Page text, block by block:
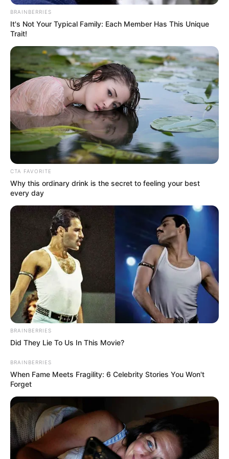
Mute
(foto: instagram/naomi.paulinda)
Biodata & Profil
Nama Lengkap: Naomi Paulinda Pycke
Nama Panggung: Naomi Paulinda
Nama Panggilan: Naomi
Tempat, Tanggal Lahir: Canggu, Kuta Utara, Badung, Bali, 26
September 2000
Agama: –
Profesi: Aktris, Model
Hobi: Travelling, Akting
Facebook: –
Twitter: –
BRAINBERRIES
It's Not Your Typical Family: Each Member Has This Unique
Trait!
CTA FAVORITE
Why this ordinary drink is the secret to feeling your best
every day
BRAINBERRIES
Did They Lie To Us In This Movie?
BRAINBERRIES
When Fame Meets Fragility: 6 Celebrity Stories You Won't
Forget